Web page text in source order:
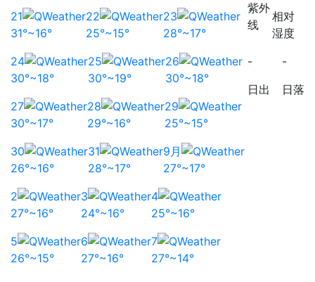
21
31°~16°
22
25°~15°
23
28°~17°
24
30°~18°
25
30°~19°
26
30°~18°
27
30°~17°
28
29°~16°
29
25°~15°
30
26°~16°
31
28°~17°
9月
27°~17°
2
27°~16°
3
24°~16°
4
25°~16°
5
26°~15°
6
27°~16°
7
27°~14°
紫外
线
相对
湿度
-
日出
-
日落